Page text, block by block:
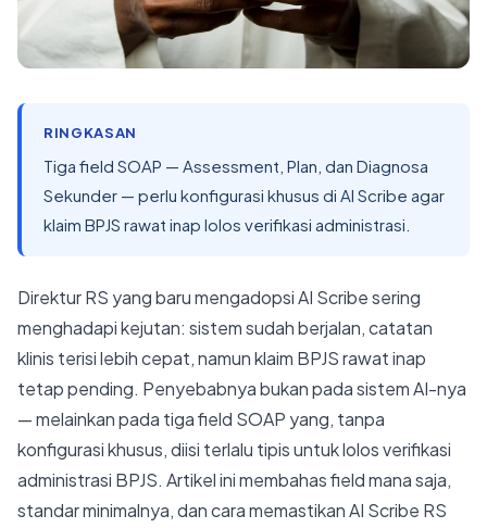
RINGKASAN
Tiga field SOAP — Assessment, Plan, dan Diagnosa
Sekunder — perlu konfigurasi khusus di AI Scribe agar
klaim BPJS rawat inap lolos verifikasi administrasi.
Direktur RS yang baru mengadopsi AI Scribe sering
menghadapi kejutan: sistem sudah berjalan, catatan
klinis terisi lebih cepat, namun klaim BPJS rawat inap
tetap pending. Penyebabnya bukan pada sistem AI-nya
— melainkan pada tiga field SOAP yang, tanpa
konfigurasi khusus, diisi terlalu tipis untuk lolos verifikasi
administrasi BPJS. Artikel ini membahas field mana saja,
standar minimalnya, dan cara memastikan AI Scribe RS